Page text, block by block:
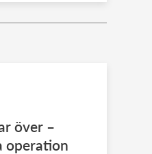
över –
operation